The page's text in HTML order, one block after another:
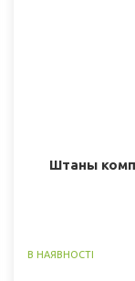
Штаны
В НАЯВНОСТІ